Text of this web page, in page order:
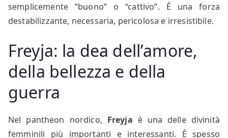
semplicemente “buono” o “cattivo”. È una forza
destabilizzante, necessaria, pericolosa e irresistibile.
Freyja: la dea dell’amore,
della bellezza e della
guerra
Nel pantheon nordico, Freyja è una delle divinità
femminili più importanti e interessanti. È spesso